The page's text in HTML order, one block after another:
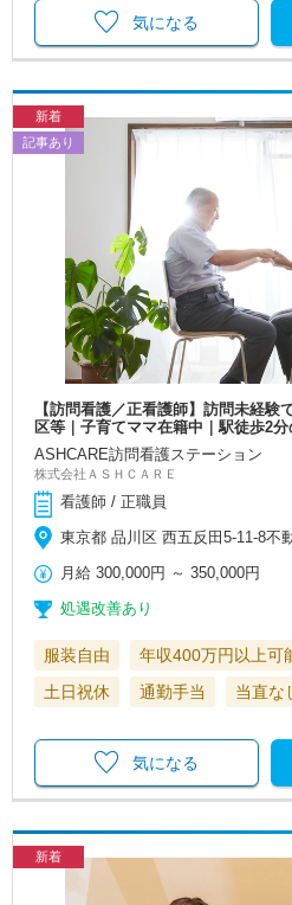
気になる
新着
記事あり
【訪問看護／正看護師】訪問未経
区等｜子育てママ在籍中｜駅徒歩2分
ASHCARE訪問看護ステーション
株式会社ＡＳＨＣＡＲＥ
看護師 / 正職員
東京都 品川区 西五反田5-11-8不
月給 300,000円 ～350,000円
処遇改善あり
服装自由 年収400万円以上可
土日祝休
通勤手当 当直な
気になる
新着